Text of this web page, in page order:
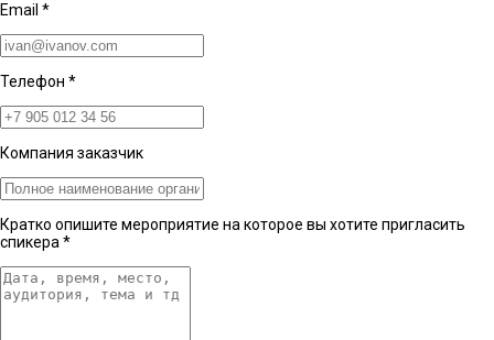
Email *
Телефон *
Компания заказчик
Кратко опишите мероприятие на которое вы хотите пригласить
спикера *